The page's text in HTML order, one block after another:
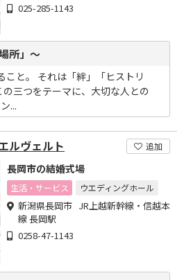
025-285-1143
所」～
こと。 それは「絆」「ヒストリ
三つをテーマに、大切な人との
...
ルヴェルト 追加
長岡市の結婚式場
生活・サービス ウエディングホール
新潟県長岡市 JR上越新幹線・信越本
線 長岡駅
0258-47-1143